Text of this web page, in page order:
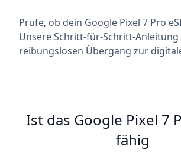
Prüfe, ob dein Google Pixel 7 Pro
Unsere Schritt-für-Schritt-
reibungslosen Übergang zur
Ist das Google Pixel 7
fähig